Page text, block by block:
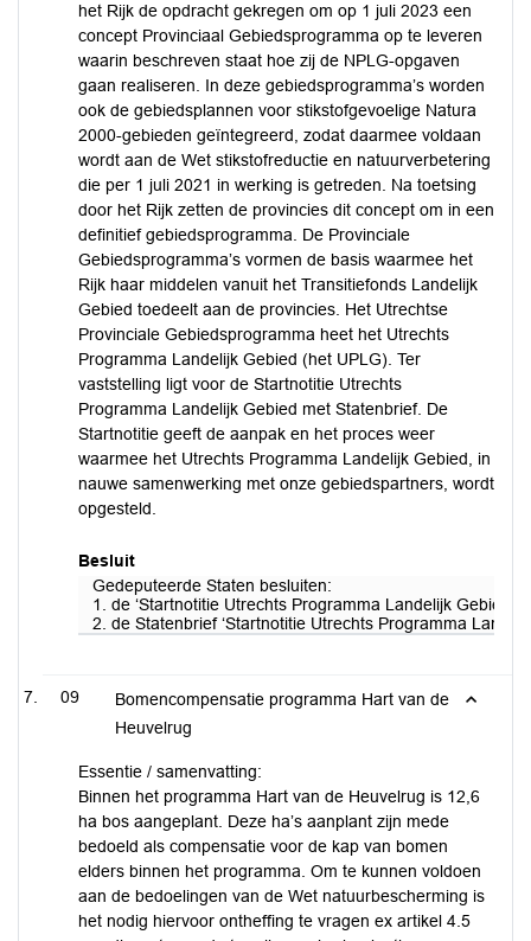
het Rijk de opdracht gekregen om op 1 juli 2023 een
concept Provinciaal Gebiedsprogramma op te leveren
waarin beschreven staat hoe zij de NPLG-opgaven
gaan realiseren. In deze gebiedsprogramma’s worden
ook de gebiedsplannen voor stikstofgevoelige Natura
2000-gebieden geïntegreerd, zodat daarmee voldaan
wordt aan de Wet stikstofreductie en natuurverbetering
die per 1 juli 2021 in werking is getreden. Na toetsing
door het Rijk zetten de provincies dit concept om in een
definitief gebiedsprogramma. De Provinciale
Gebiedsprogramma’s vormen de basis waarmee het
Rijk haar middelen vanuit het Transitiefonds Landelijk
Gebied toedeelt aan de provincies. Het Utrechtse
Provinciale Gebiedsprogramma heet het Utrechts
Programma Landelijk Gebied (het UPLG). Ter
vaststelling ligt voor de Startnotitie Utrechts
Programma Landelijk Gebied met Statenbrief. De
Startnotitie geeft de aanpak en het proces weer
waarmee het Utrechts Programma Landelijk Gebied, in
nauwe samenwerking met onze gebiedspartners, wordt
opgesteld.
Besluit
Gedeputeerde Staten besluiten:
1. de ‘Startnotitie Utrechts Programma Landelijk Gebied’
2. de Statenbrief ‘Startnotitie Utrechts Programma
09
Bomencompensatie programma Hart van de
Heuvelrug
Essentie / samenvatting:
Binnen het programma Hart van de Heuvelrug is 12,6
ha bos aangeplant. Deze ha’s aanplant zijn mede
bedoeld als compensatie voor de kap van bomen
elders binnen het programma. Om te kunnen voldoen
aan de bedoelingen van de Wet natuurbescherming is
het nodig hiervoor ontheffing te vragen ex artikel 4.5